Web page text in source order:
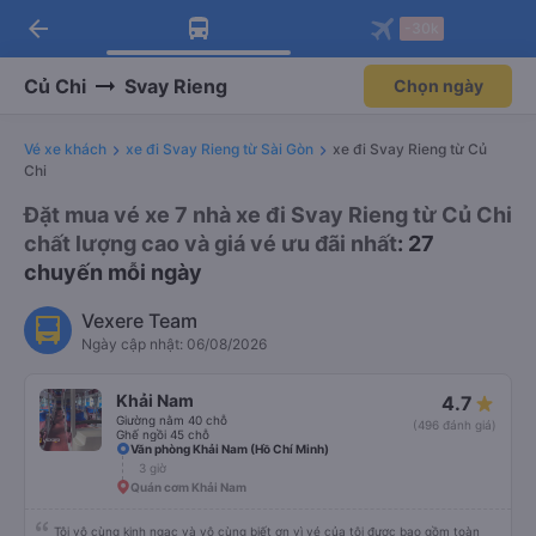
Tải app Vexere ngay!
Nhận ưu đãi thành viên độc
Mở app
Tải app Vexere
-30k/ghế khi đặt vé máy bay qua
Mở app
arrow_back
Củ Chi Svay Rieng Chọn ngày
Vé xe khách xe đi Svay Rieng từ Sài Gòn
xe đi Svay Rieng từ Củ
Chi
Đặt mua vé xe 7 nhà xe đi Svay Rieng từ Củ Chi
chất lượng cao và giá vé ưu đãi nhất: 27
chuyến mỗi ngày
Vexere Team
Ngày cập nhật: 06/08/2026
Khải Nam
Giường nằm 40 chỗ
Ghế ngồi 45 chỗ
4.7
(496 đánh giá)
Văn phòng Khải Nam (Hồ Chí Minh)
3 giờ
Quán cơm Khải Nam
Tôi vô cùng kinh ngạc và vô cùng biết ơn vì vé của tôi được bao gồm toàn